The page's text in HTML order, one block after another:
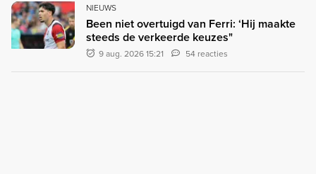
NIEUWS
Been niet overtuigd van Ferri: ‘Hij maakte
steeds de verkeerde keuzes"
9 aug. 2026 15:21 54 reacties